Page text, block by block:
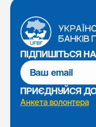
ПІДПИШІТЬСЯ
ПРИЄДНУЙСЯ
Анкета волонтера